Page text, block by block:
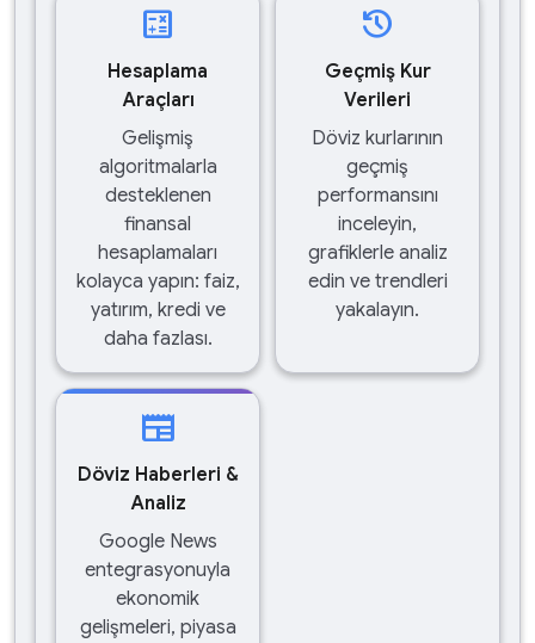
calculate
Hesaplama
Araçları
Gelişmiş
algoritmalarla
desteklenen
finansal
hesaplamaları
kolayca yapın: faiz,
yatırım, kredi ve
daha fazlası.
history
Geçmiş Kur
Verileri
Döviz kurlarının
geçmiş
performansını
inceleyin,
grafiklerle analiz
edin ve trendleri
yakalayın.
newspaper
Döviz Haberleri &
Analiz
Google News
entegrasyonuyla
ekonomik
gelişmeleri, piyasa